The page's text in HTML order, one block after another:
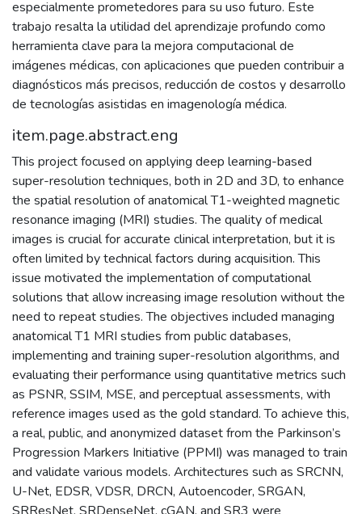
especialmente prometedores para su uso futuro. Este
trabajo resalta la utilidad del aprendizaje profundo como
herramienta clave para la mejora computacional de
imágenes médicas, con aplicaciones que pueden contribuir a
diagnósticos más precisos, reducción de costos y desarrollo
de tecnologías asistidas en imagenología médica.
item.page.abstract.eng
This project focused on applying deep learning-based
super-resolution techniques, both in 2D and 3D, to enhance
the spatial resolution of anatomical T1-weighted magnetic
resonance imaging (MRI) studies. The quality of medical
images is crucial for accurate clinical interpretation, but it is
often limited by technical factors during acquisition. This
issue motivated the implementation of computational
solutions that allow increasing image resolution without the
need to repeat studies. The objectives included managing
anatomical T1 MRI studies from public databases,
implementing and training super-resolution algorithms, and
evaluating their performance using quantitative metrics such
as PSNR, SSIM, MSE, and perceptual assessments, with
reference images used as the gold standard. To achieve this,
a real, public, and anonymized dataset from the Parkinson’s
Progression Markers Initiative (PPMI) was managed to train
and validate various models. Architectures such as SRCNN,
U-Net, EDSR, VDSR, DRCN, Autoencoder, SRGAN,